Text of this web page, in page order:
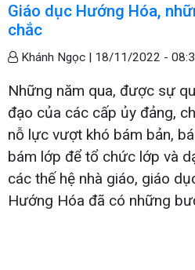
Giáo dục Hướng Hóa,
chắc
Khánh Ngọc | 18/11/2022 -
Những năm qua, được sự
đạo của các cấp ủy đảng,
nỗ lực vượt khó bám bản,
bám lớp để tổ chức lớp và
các thế hệ nhà giáo, giáo
Hướng Hóa đã có những